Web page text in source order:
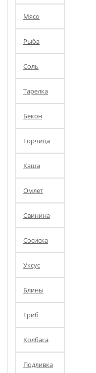
Мясо
Рыба
Соль
Тарелка
Бекон
Горчица
Каша
Омлет
Свинина
Сосиска
Уксус
Блины
Гриб
Колбаса
Подливка